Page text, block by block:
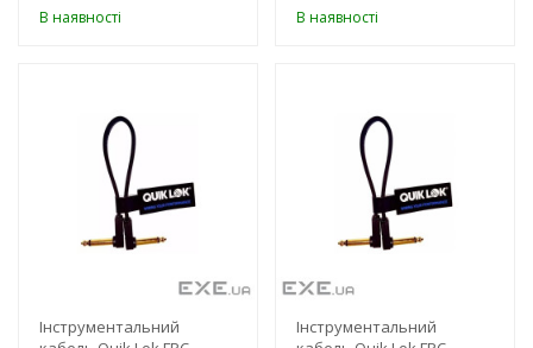
В наявності В наявності
Інструментальний
Інструментальний